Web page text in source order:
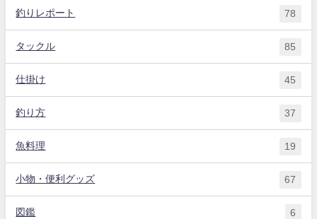
釣りレポート 78
タックル 85
仕掛け 45
釣り方 37
魚料理 19
小物・便利グッズ 67
図鑑 6